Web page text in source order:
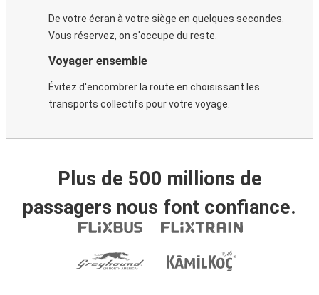
De votre écran à votre siège en quelques secondes.
Vous réservez, on s'occupe du reste.
Voyager ensemble
Évitez d'encombrer la route en choisissant les
transports collectifs pour votre voyage.
Plus de 500 millions de
passagers nous font confiance.